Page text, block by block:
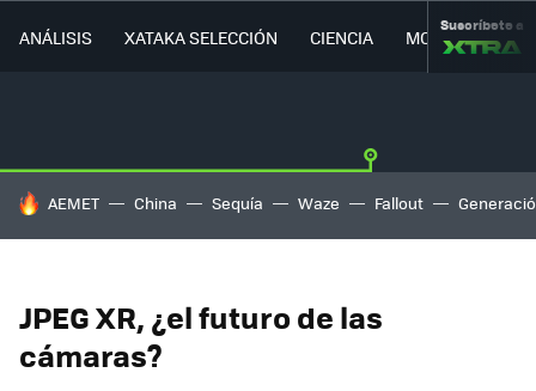
ANÁLISIS XATAKA SELECCIÓN CIENCIA MOVILIDAD
Suscríbete a
HOY SE HABLA DE
AEMET China Sequía Waze Fallout
JPEG XR, ¿el futuro de las
cámaras?